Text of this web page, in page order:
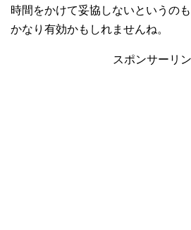
時間をかけて妥協しないというのも
かなり有効かもしれませんね。
スポンサーリ